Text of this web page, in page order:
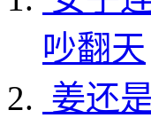
吵翻天
姜还